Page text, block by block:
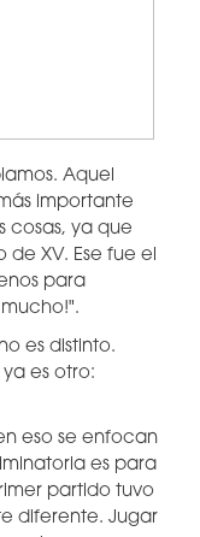
Aquel
importante
cosas, ya que
XV. Ese fue el
para
es distinto.
es otro:
eso se enfocan
es para
partido tuvo
diferente. Jugar